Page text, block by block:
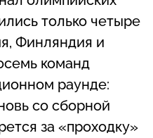
только четыре
Финляндия и
команд
раунде:
со сборной
за «проходку»